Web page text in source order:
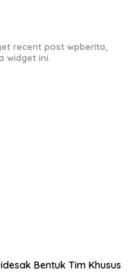
recent post wpberita,
widget ini.
Bentuk Tim Khusus